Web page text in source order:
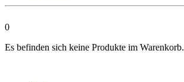
0
Es befinden sich keine Produkte im Warenkorb.